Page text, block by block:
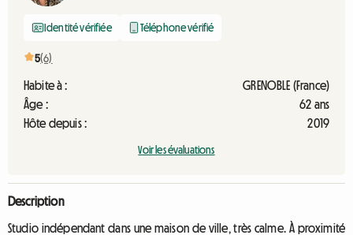
Identité vérifiée Téléphone vérifié
5(6)
Habite à :
GRENOBLE (France)
Âge :
62 ans
Hôte depuis :
2019
Voir les évaluations
Description
Studio indépendant dans une maison de ville, très calme. À proximité